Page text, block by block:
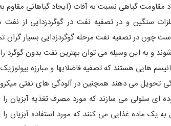
مقاومت گیاهی نسبت به آفات (ایجاد گیاهانی مقاوم
سنگین و در تصفیه نفت در گوگردزدایی از نفت
چون در تصفیه نفت مرحله گوگردزدایی بسیار گران
و به این وسیله می توان بهترین نفت بدون گوگرد
هایی هستند که تصفیه فاضلابها و مبارزه بیولوژیک
تحویل می دهند همچنین در آلودگی های نفتی
ای سلولی می سازند که مورد مصرف تغذیه آبزیان
به یک ماده غذایی می کنند که مورد استفاده